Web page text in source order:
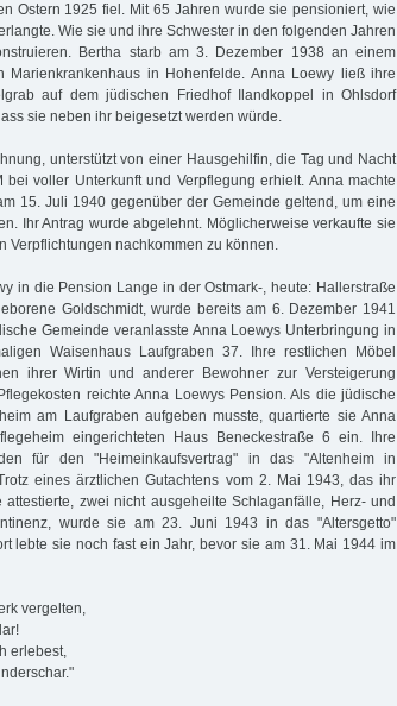
Ostern 1925 fiel. Mit 65 Jahren wurde sie pensioniert, wie
Wie sie und ihre Schwester in den folgenden Jahren
Bertha starb am 3. Dezember 1938 an einem
Marienkrankenhaus in Hohenfelde. Anna Loewy ließ ihre
auf dem jüdischen Friedhof Ilandkoppel in Ohlsdorf
sie neben ihr beigesetzt werden würde.
unterstützt von einer Hausgehilfin, die Tag und Nacht
voller Unterkunft und Verpflegung erhielt. Anna machte
15. Juli 1940 gegenüber der Gemeinde geltend, um eine
Ihr Antrag wurde abgelehnt. Möglicherweise verkaufte sie
Verpflichtungen nachkommen zu können.
in die Pension Lange in der Ostmark-, heute: Hallerstraße
Goldschmidt, wurde bereits am 6. Dezember 1941
Gemeinde veranlasste Anna Loewys Unterbringung in
Waisenhaus Laufgraben 37. Ihre restlichen Möbel
ihrer Wirtin und anderer Bewohner zur Versteigerung
reichte Anna Loewys Pension. Als die jüdische
am Laufgraben aufgeben musste, quartierte sie Anna
eingerichteten Haus Beneckestraße 6 ein. Ihre
für den "Heimeinkaufsvertrag" in das "Altenheim in
eines ärztlichen Gutachtens vom 2. Mai 1943, das ihr
attestierte, zwei nicht ausgeheilte Schlaganfälle, Herz- und
wurde sie am 23. Juni 1943 in das "Altersgetto"
lebte sie noch fast ein Jahr, bevor sie am 31. Mai 1944 im
vergelten,
erlebest,